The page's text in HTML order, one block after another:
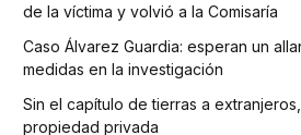
de la víctima y volvió a la Comisaría
Caso Álvarez Guardia: esperan un
medidas en la investigación
Sin el capítulo de tierras a
propiedad privada